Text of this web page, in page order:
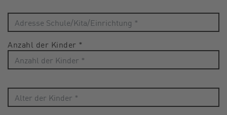
Anzahl der Kinder *